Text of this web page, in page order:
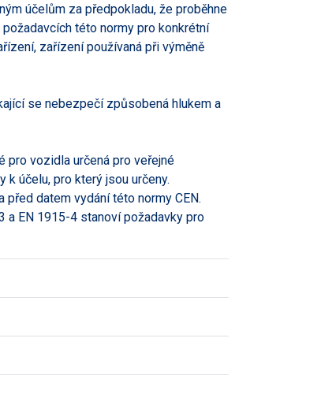
účelům za předpokladu, že proběhne
této normy pro konkrétní
zařízení používaná při výměně
se nebezpečí způsobená hlukem a
pro vozidla určená pro veřejné
k účelu, pro který jsou určeny.
datem vydání této normy CEN.
a EN 1915-4 stanoví požadavky pro